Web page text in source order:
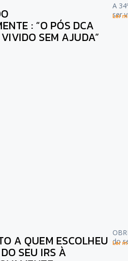
: “O PÓS DCA
SEM AJUDA”
A
ser
Ler
A QUEM ESCOLHEU
SEU IRS À
do
Ler